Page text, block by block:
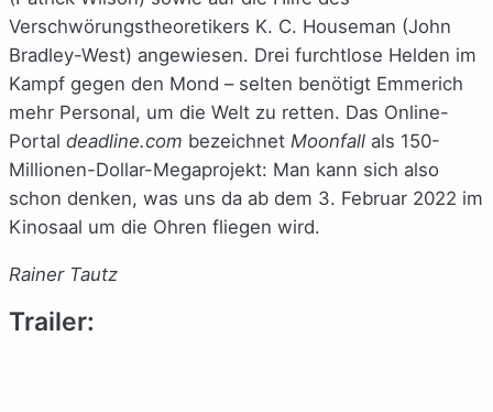
Verschwörungstheoretikers K. C. Houseman (John
Bradley-West) angewiesen. Drei furchtlose Helden im
Kampf gegen den Mond – selten benötigt Emmerich
mehr Personal, um die Welt zu retten. Das Online-
Portal deadline.com bezeichnet Moonfall als 150-
Millionen-Dollar-Megaprojekt: Man kann sich also
schon denken, was uns da ab dem 3. Februar 2022 im
Kinosaal um die Ohren fliegen wird.
Rainer Tautz
Trailer: